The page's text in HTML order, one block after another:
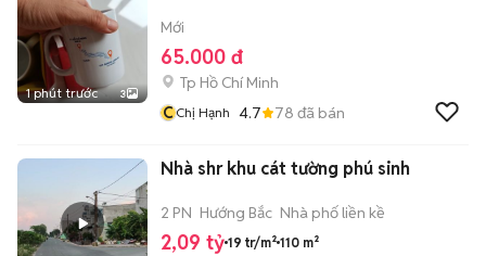
1 phút trước 3
Mới
65.000 đ
Tp Hồ Chí Minh
CChị Hạnh 4.7 78 đã bán
Nhà shr khu cát tường phú sinh
2 PN Hướng Bắc Nhà phố liền kề
2,09 tỷ 19 tr/m² 110 m²